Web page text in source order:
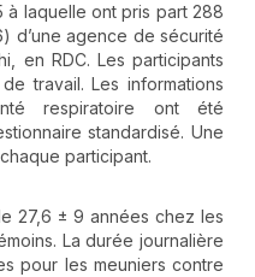
à laquelle ont pris part 288
d’une agence de sécurité
en RDC. Les participants
travail. Les informations
respiratoire ont été
standardisé. Une
participant.
27,6 ± 9 années chez les
La durée journalière
pour les meuniers contre